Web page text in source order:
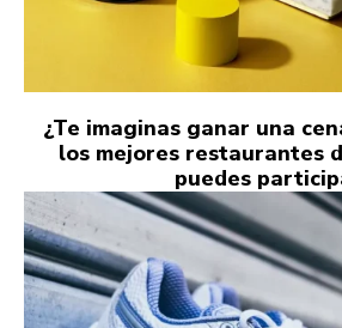
¿Te imaginas ganar una
los mejores restaurantes
puedes